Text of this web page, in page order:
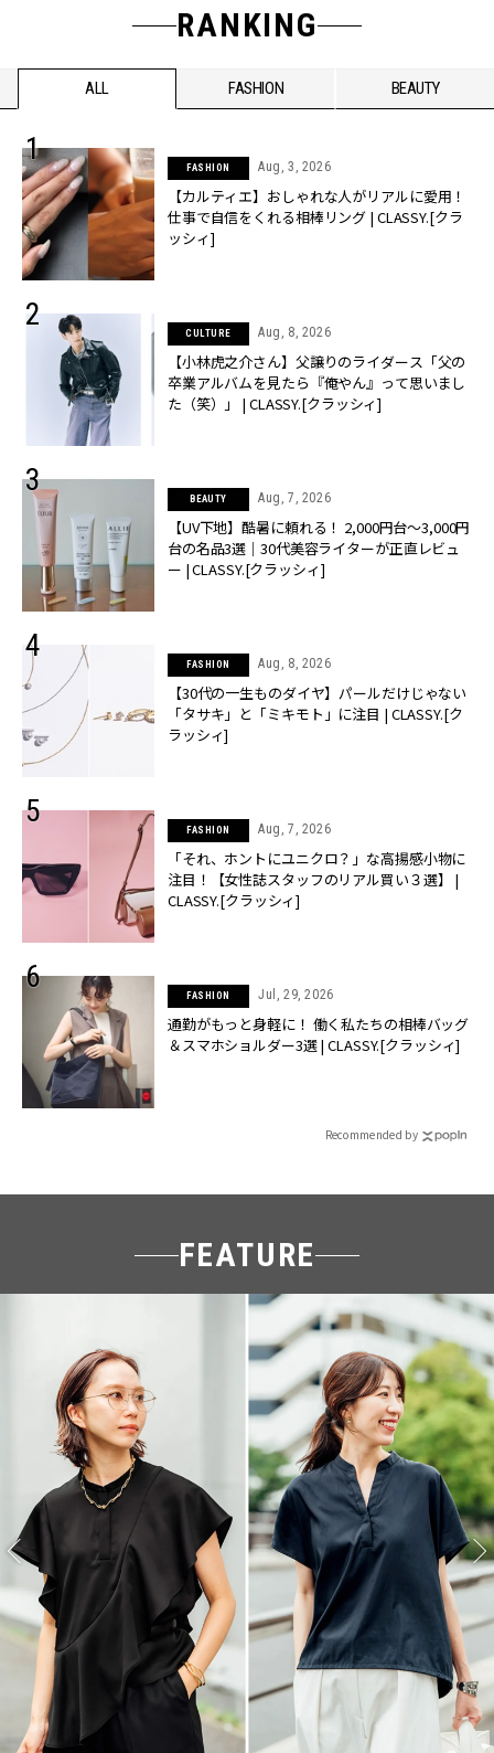
RANKING
ALL FASHION BEAUTY
FASHION Aug, 3, 2026
【カルティエ】おしゃれな人がリアルに愛用！
仕事で自信をくれる相棒リング | CLASSY.[クラ
ッシィ]
CULTURE Aug, 8, 2026
【小林虎之介さん】父譲りのライダース「父の
卒業アルバムを見たら『俺やん』って思いまし
た（笑）」 | CLASSY.[クラッシィ]
BEAUTY Aug, 7, 2026
【UV下地】酷暑に頼れる！ 2,000円台〜3,000円
台の名品3選｜30代美容ライターが正直レビュ
ー | CLASSY.[クラッシィ]
FASHION Aug, 8, 2026
【30代の一生ものダイヤ】パールだけじゃない
「タサキ」と「ミキモト」に注目 | CLASSY.[ク
ラッシィ]
FASHION Aug, 7, 2026
「それ、ホントにユニクロ？」な高揚感小物に
注目！【女性誌スタッフのリアル買い３選】 |
CLASSY.[クラッシィ]
FASHION Jul, 29, 2026
通勤がもっと身軽に！ 働く私たちの相棒バッグ
＆スマホショルダー3選 | CLASSY.[クラッシィ]
Recommended by
FEATURE